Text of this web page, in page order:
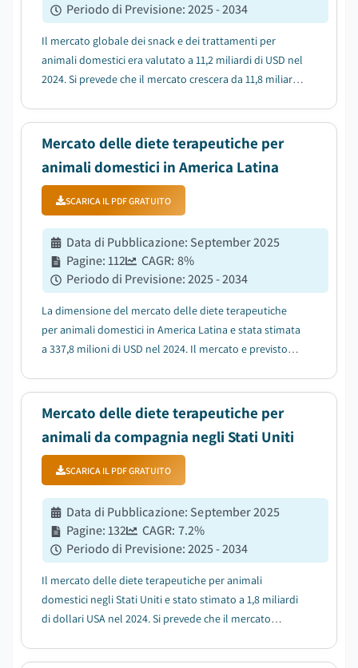
Periodo di Previsione:2025 - 2034
Il mercato globale dei snack e dei trattamenti per
animali domestici era valutato a 11,2 miliardi di USD nel
2024. Si prevede che il mercato crescera da 11,8 miliardi
secondo l'ultimo rapporto pub...
Mercato delle diete terapeutiche per
animali domestici in America Latina
SCARICA IL PDF GRATUITO
Data di Pubblicazione: September 2025
Pagine:112 CAGR: 8%
Periodo di Previsione:2025 - 2034
La dimensione del mercato delle diete terapeutiche
per animali domestici in America Latina e stata stimata
a 337,8 milioni di USD nel 2024. Il mercato e previsto
rapporto pubblicato da Gl...
Mercato delle diete terapeutiche per
animali da compagnia negli Stati Uniti
SCARICA IL PDF GRATUITO
Data di Pubblicazione: September 2025
Pagine:132 CAGR: 7.2%
Periodo di Previsione:2025 - 2034
Il mercato delle diete terapeutiche per animali
domestici negli Stati Uniti e stato stimato a 1,8 miliardi
di dollari USA nel 2024. Si prevede che il mercato